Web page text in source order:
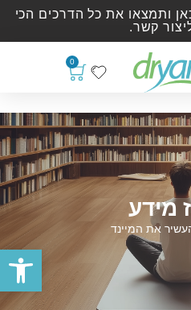
פתח
ותמצאו את כל הדרכים הכי
קשר.
0
מידע
את המיינד